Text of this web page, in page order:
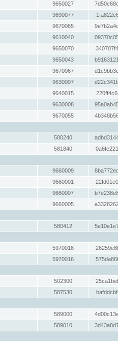
9650027
9690077
9670065
9610040
9650070
9650043
9670067
9630007
9640015
9630008
9670055
580240
581840
9660009
9660001
9660007
9660005
580412
5970018
5970016
502300
587530
589000
589010